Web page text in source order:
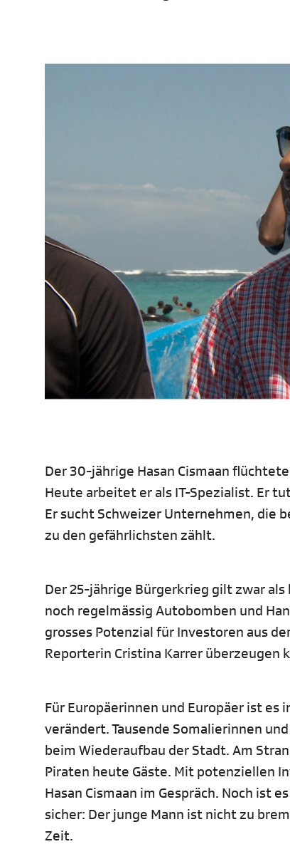
Der 30-jährige Hasan Cismaan
Heute arbeitet er als IT-Spezialist. Er
Er sucht Schweizer Unternehmen, die
zu den gefährlichsten zählt.
Der 25-jährige Bürgerkrieg gilt zwar
noch regelmässig Autobomben und
grosses Potenzial für Investoren aus
Reporterin Cristina Karrer überzeugen
Für Europäerinnen und Europäer ist es
verändert. Tausende Somalierinnen
beim Wiederaufbau der Stadt. Am
Piraten heute Gäste. Mit potenziellen
Hasan Cismaan im Gespräch. Noch ist
sicher: Der junge Mann ist nicht zu
Zeit.